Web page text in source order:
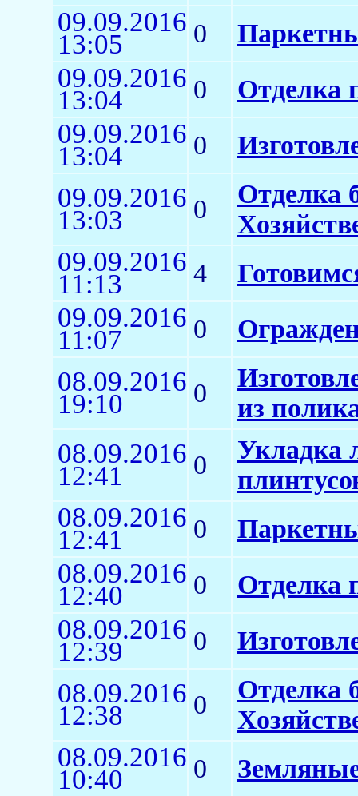
09.09.2016
13:05 0
09.09.2016
13:04 0 Отделка
09.09.2016
13:04 0
09.09.2016
13:03 0
Отделка
09.09.2016
11:13 4
09.09.2016
11:07 0
08.09.2016
19:10 0
из
08.09.2016
12:41 0
Укладка
08.09.2016
12:41 0
08.09.2016
12:40 0 Отделка
08.09.2016
12:39 0
08.09.2016
12:38 0
Отделка
08.09.2016
10:40 0